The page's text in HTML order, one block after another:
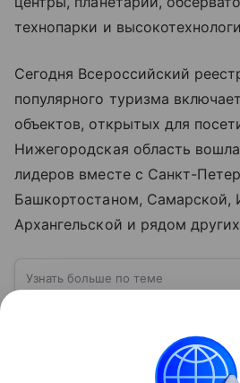
технопарки и
Сегодня Всероссийский
популярного туризма
объектов, открытых для
Нижегородская область
лидеров вместе с Санкт-
Башкортостаном, Самарской,
Архангельской и рядом
Узнать больше по теме
Успешный управленец и
сыгравший ключевую роль в
проектах. Дмитрий